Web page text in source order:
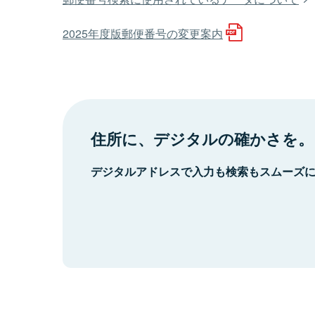
2025年度版郵便番号の変更案内
住所に、デジタルの確かさを。
デジタルアドレスで入力も検索もスムーズ